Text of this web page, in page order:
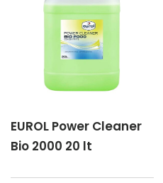
EUROL Power Cleaner
Bio 2000 20 lt